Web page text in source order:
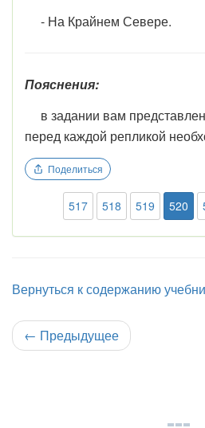
- На Крайнем Севере.
Пояснения:
в задании вам
перед каждой репликой
Поделиться
517 518 519 520
Вернуться к содержанию
← Предыдущее